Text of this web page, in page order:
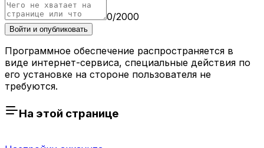
0/2000
Войти и опубликовать
Программное обеспечение распространяется в
виде интернет-сервиса, специальные действия по
его установке на стороне пользователя не
требуются.
На этой странице